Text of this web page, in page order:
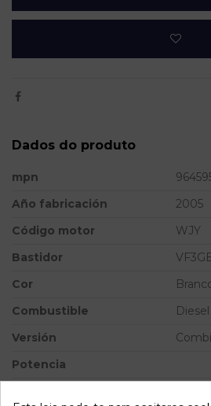
Dados do produto
mpn
Año fabricación
2005
Código motor
WJY
Bastidor
Cor
Combustible
Diesel
Versión
Potencia